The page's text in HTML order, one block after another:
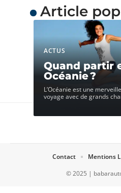
Article
ACTUS
Quand partir
Océanie ?
L’Océanie est une
voyage avec de grands
© 2025 |
Contact Mentions